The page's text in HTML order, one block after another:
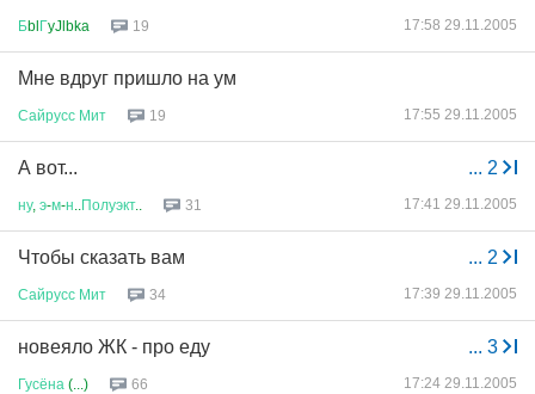
БblГyJlbka 19 17:58 29.11.2005
Мне вдруг пришло на ум
Сайрусс Мит 19 17:55 29.11.2005
... 2
А вот...
ну, э-м-н Полуэкт.. 31 17:41 29.11.2005
... 2
Чтобы сказать вам
Сайрусс Мит 34 17:39 29.11.2005
... 3
новеяло ЖК - про еду
Гусёна (...) 66 17:24 29.11.2005